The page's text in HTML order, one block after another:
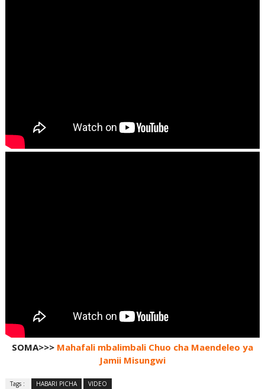
SOMA>>> Mahafali mbalimbali Chuo cha Maendeleo ya
Jamii Misungwi
Tags : HABARI PICHA VIDEO